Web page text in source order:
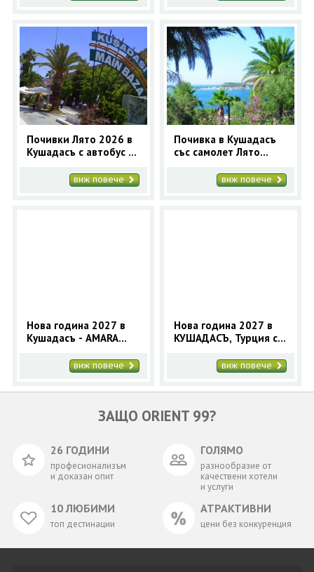
Почивки Лято 2026 в
Кушадасъ с автобус -
виж повече
Почивка в Кушадасъ
със самолет Лято
виж повече
Нова година 2027 в
Кушадасъ - AMARA
нощувки)виж повече
Нова година 2027 в
КУШАДАСЪ, Турция с
виж повече
ЗАЩО ORIENT 99?
26 ГОДИНИ
професионализъм
и доказан опит
ГОЛЯМО
разнообразие от
качествени хотели
и услуги
10 ЛЮБИМИ
топ дестинации
АТРАКТИВНИ
цени без конкуренция